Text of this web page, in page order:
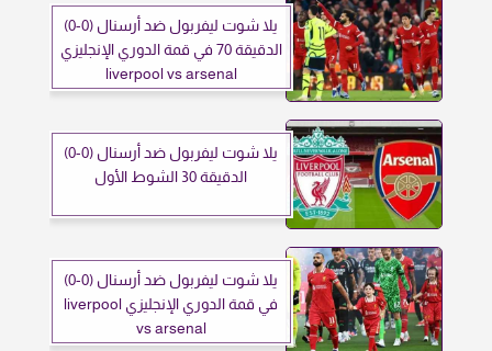
يلا شوت ليفربول ضد أرسنال (0-0)
الدقيقة 70 في قمة الدوري الإنجليزي
liverpool vs arsenal
يلا شوت ليفربول ضد أرسنال (0-0)
الدقيقة 30 الشوط الأول
يلا شوت ليفربول ضد أرسنال (0-0)
في قمة الدوري الإنجليزي liverpool
vs arsenal